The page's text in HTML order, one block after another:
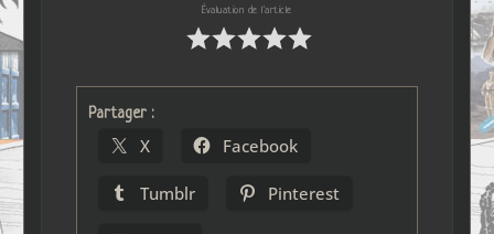
Évaluation de l'article
Partager :
X Facebook
Tumblr Pinterest